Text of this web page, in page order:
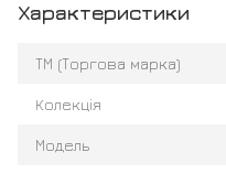
Характеристики
ТМ (Торгова марка)
Колекція
Модель